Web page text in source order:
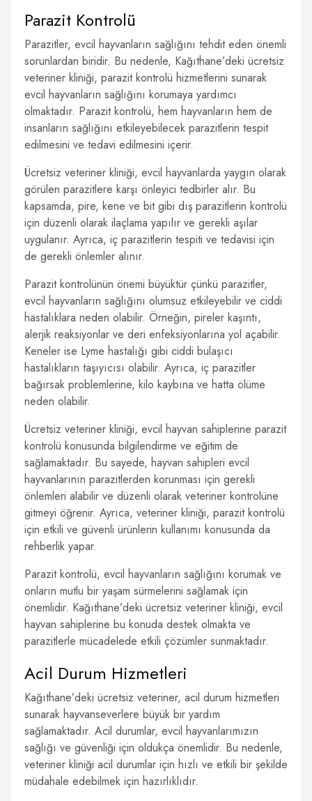
Parazit Kontrolü
Parazitler, evcil hayvanların sağlığını tehdit eden önemli
sorunlardan biridir. Bu nedenle, Kağıthane’deki ücretsiz
veteriner kliniği, parazit kontrolü hizmetlerini sunarak
evcil hayvanların sağlığını korumaya yardımcı
olmaktadır. Parazit kontrolü, hem hayvanların hem de
insanların sağlığını etkileyebilecek parazitlerin tespit
edilmesini ve tedavi edilmesini içerir.
Ücretsiz veteriner kliniği, evcil hayvanlarda yaygın olarak
görülen parazitlere karşı önleyici tedbirler alır. Bu
kapsamda, pire, kene ve bit gibi dış parazitlerin kontrolü
için düzenli olarak ilaçlama yapılır ve gerekli aşılar
uygulanır. Ayrıca, iç parazitlerin tespiti ve tedavisi için
de gerekli önlemler alınır.
Parazit kontrolünün önemi büyüktür çünkü parazitler,
evcil hayvanların sağlığını olumsuz etkileyebilir ve ciddi
hastalıklara neden olabilir. Örneğin, pireler kaşıntı,
alerjik reaksiyonlar ve deri enfeksiyonlarına yol açabilir.
Keneler ise Lyme hastalığı gibi ciddi bulaşıcı
hastalıkların taşıyıcısı olabilir. Ayrıca, iç parazitler
bağırsak problemlerine, kilo kaybına ve hatta ölüme
neden olabilir.
Ücretsiz veteriner kliniği, evcil hayvan sahiplerine parazit
kontrolü konusunda bilgilendirme ve eğitim de
sağlamaktadır. Bu sayede, hayvan sahipleri evcil
hayvanlarının parazitlerden korunması için gerekli
önlemleri alabilir ve düzenli olarak veteriner kontrolüne
gitmeyi öğrenir. Ayrıca, veteriner kliniği, parazit kontrolü
için etkili ve güvenli ürünlerin kullanımı konusunda da
rehberlik yapar.
Parazit kontrolü, evcil hayvanların sağlığını korumak ve
onların mutlu bir yaşam sürmelerini sağlamak için
önemlidir. Kağıthane’deki ücretsiz veteriner kliniği, evcil
hayvan sahiplerine bu konuda destek olmakta ve
parazitlerle mücadelede etkili çözümler sunmaktadır.
Acil Durum Hizmetleri
Kağıthane’deki ücretsiz veteriner, acil durum hizmetleri
sunarak hayvanseverlere büyük bir yardım
sağlamaktadır. Acil durumlar, evcil hayvanlarımızın
sağlığı ve güvenliği için oldukça önemlidir. Bu nedenle,
veteriner kliniği acil durumlar için hızlı ve etkili bir şekilde
müdahale edebilmek için hazırlıklıdır.